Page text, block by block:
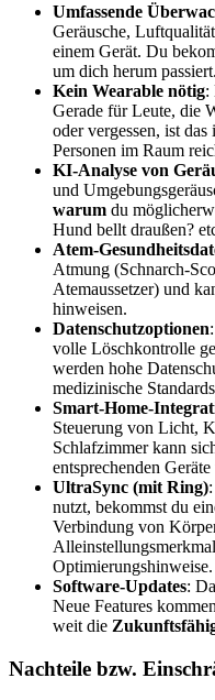
Umfassende
Geräusche,
einem Gerät. Du
um dich herum passiert.
Kein Wearable nötig:
Gerade für Leute, die
oder vergessen, ist
Personen im Raum
KI-Analyse von
und
warum du
Hund bellt draußen?
Atem-
Atmung (Schnarch-
Atemaussetzer) und
hinweisen.
Datenschutzoptionen
volle Löschkontrolle
werden hohe
medizinische
Smart-Home-
Steuerung von Licht,
Schlafzimmer kann
entsprechenden
UltraSync (mit Ring)
nutzt, bekommst du
Verbindung von
Optimierungshinweise.
Software-Updates:
Neue Features
weit die
Nachteile bzw.